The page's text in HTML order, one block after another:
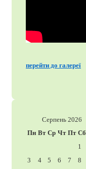
перейти до галереї
Серпень 2026
Пн Вт Ср Чт Пт Сб
1
3
4 5 6 7 8